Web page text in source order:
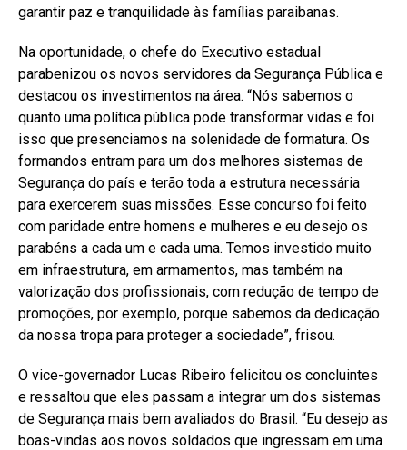
garantir paz e tranquilidade às famílias paraibanas.
Na oportunidade, o chefe do Executivo estadual
parabenizou os novos servidores da Segurança Pública e
destacou os investimentos na área. “Nós sabemos o
quanto uma política pública pode transformar vidas e foi
isso que presenciamos na solenidade de formatura. Os
formandos entram para um dos melhores sistemas de
Segurança do país e terão toda a estrutura necessária
para exercerem suas missões. Esse concurso foi feito
com paridade entre homens e mulheres e eu desejo os
parabéns a cada um e cada uma. Temos investido muito
em infraestrutura, em armamentos, mas também na
valorização dos profissionais, com redução de tempo de
promoções, por exemplo, porque sabemos da dedicação
da nossa tropa para proteger a sociedade”, frisou.
O vice-governador Lucas Ribeiro felicitou os concluintes
e ressaltou que eles passam a integrar um dos sistemas
de Segurança mais bem avaliados do Brasil. “Eu desejo as
boas-vindas aos novos soldados que ingressam em uma